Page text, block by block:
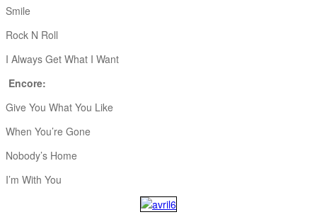
Smile
Rock N Roll
I Always Get What I Want
Encore:
Give You What You Like
When You’re Gone
Nobody’s Home
I’m With You